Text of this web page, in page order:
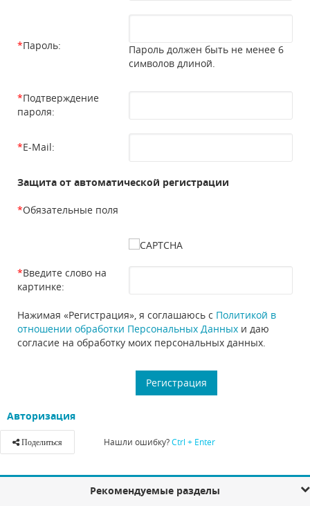
*Пароль:
Пароль должен быть не менее 6
символов длиной.
*Подтверждение
пароля:
*E-Mail:
Защита от автоматической регистрации
*Обязательные поля
*Введите слово на
картинке:
Нажимая «Регистрация», я соглашаюсь с Политикой в
отношении обработки Персональных Данных и даю
согласие на обработку моих персональных данных.
Авторизация
Поделиться Нашли ошибку?Ctrl + Enter
Рекомендуемые разделы